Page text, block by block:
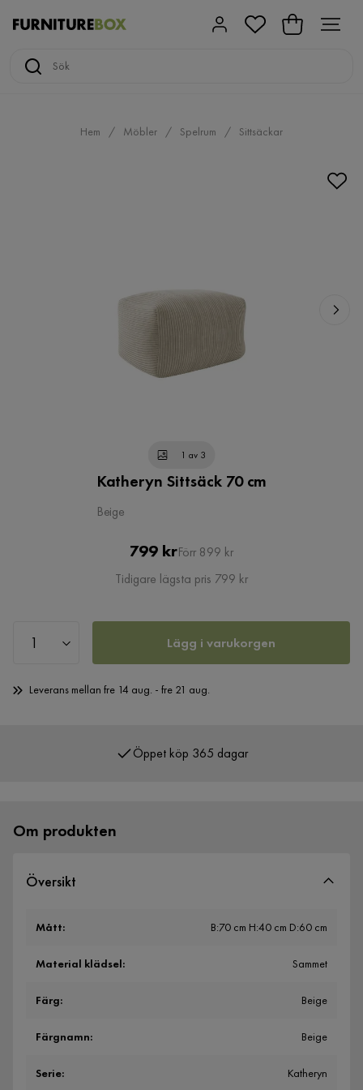
Hem Möbler Spelrum Sittsäckar
1 av 3
Katheryn Sittsäck 70 cm
Beige
Pris
799 krOriginal
Pris
Förr 899 kr
Tidigare lägsta pris 799 kr
Lägg i varukorgen
Leverans mellan fre 14 aug. - fre 21 aug.
Om produkten
Översikt
Mått: B:70 cm H:40 cm D:60 cm
Material klädsel: Sammet
Färg: Beige
Färgnamn: Beige
Serie: Katheryn